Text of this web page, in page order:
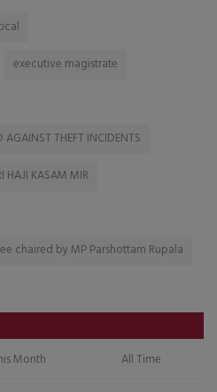
executive magistrate
THEFT INCIDENTS
HAJI KASAM MIR
chaired by MP Parshottam Rupala
Month All Time